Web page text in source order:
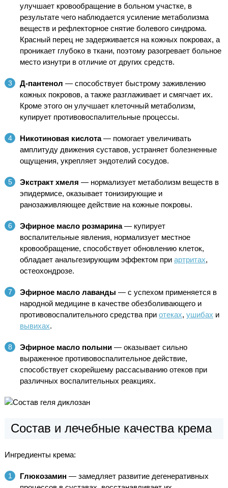
улучшает кровообращение в больном участке, в
результате чего наблюдается усиление метаболизма
веществ и рефлекторное снятие болевого синдрома.
Красный перец не задерживается на кожных покровах, а
проникает глубоко в ткани, поэтому разогревает больное
место изнутри в отличие от других средств.
Д-пантенол — способствует быстрому заживлению
кожных покровов, а также разглаживает и смягчает их.
Кроме этого он улучшает клеточный метаболизм,
купирует противовоспалительные процессы.
Никотиновая кислота— помогает увеличивать
амплитуду движения суставов, устраняет болезненные
ощущения, укрепляет эндотелий сосудов.
Экстракт хмеля — нормализует метаболизм веществ в
эпидермисе, оказывает тонизирующие и
ранозаживляющее действие на кожные покровы.
Эфирное масло розмарина— купирует
воспалительные явления, нормализует местное
кровообращение, способствует обновлению клеток,
обладает анальгезирующим эффектом при артритах,
остеохондрозе.
Эфирное масло лаванды — с успехом применяется в
народной медицине в качестве обезболивающего и
противовоспалительного средства при отеках, ушибах и
вывихах.
Эфирное масло полыни— оказывает сильно
выраженное противовоспалительное действие,
способствует скорейшему рассасыванию отеков при
различных воспалительных реакциях.
Состав и лечебные качества крема
Ингредиенты крема:
Глюкозамин — замедляет развитие дегенеративных